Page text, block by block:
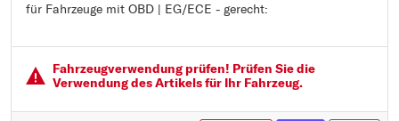
für Fahrzeuge mit OBD | EG/ECE - gerecht:
Gewicht [kg]: 5,7
EG/ECE - gerecht:
Fahrzeugver­wendung prüfen! Prüfen Sie die
Verwendung des Artikels für Ihr Fahrzeug.